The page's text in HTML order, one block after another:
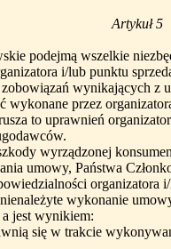
Artykuł 5
podejmą wszelkie
i/lub punktu
wynikających z
wykonane przez
to uprawnień
wyrządzonej
umowy, Państwa
organizatora
wykonanie
a jest wynikiem:
się w trakcie